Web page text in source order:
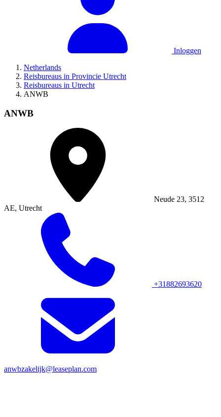
Inloggen
Netherlands
Reisbureaus in Provincie Utrecht
Reisbureaus in Utrecht
ANWB
ANWB
Neude 23, 3512
AE, Utrecht
+31882693620
anwbzakelijk@leaseplan.com